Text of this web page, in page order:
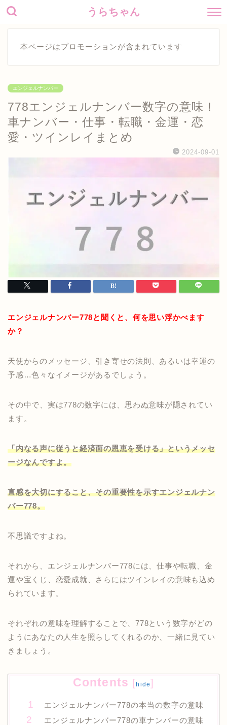
うらちゃん
本ページはプロモーションが含まれています
エンジェルナンバー
778エンジェルナンバー数字の意味！
車ナンバー・仕事・転職・金運・恋
愛・ツインレイまとめ
2024-09-01
エンジェルナンバー778と聞くと、何を思い浮かべます
か？
天使からのメッセージ、引き寄せの法則、あるいは幸運の
予感…色々なイメージがあるでしょう。
その中で、実は778の数字には、思わぬ意味が隠されてい
ます。
「内なる声に従うと経済面の恩恵を受ける」というメッセ
ージなんですよ。
直感を大切にすること、その重要性を示すエンジェルナン
バー778。
不思議ですよね。
それから、エンジェルナンバー778には、仕事や転職、金
運や宝くじ、恋愛成就、さらにはツインレイの意味も込め
られています。
それぞれの意味を理解することで、778という数字がどの
ようにあなたの人生を照らしてくれるのか、一緒に見てい
きましょう。
Contents [hide]
エンジェルナンバー778の本当の数字の意味
エンジェルナンバー778の車ナンバーの意味